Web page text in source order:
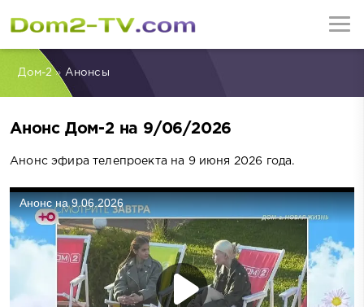
Дом-2» Анонсы
Анонс Дом-2 на 9/06/2026
Анонс эфира телепроекта на 9 июня 2026 года.